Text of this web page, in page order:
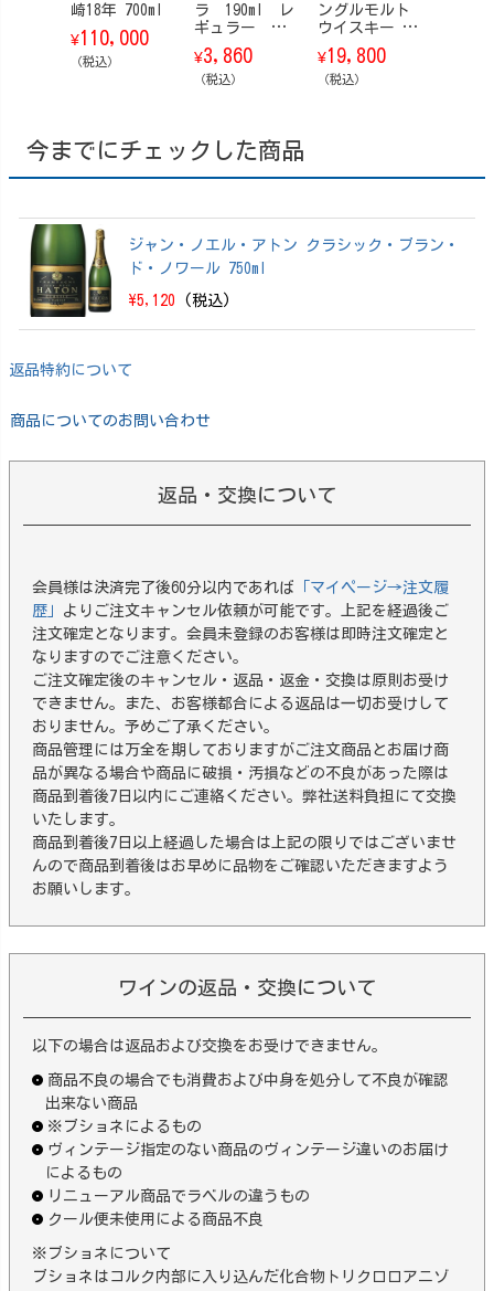
崎18年 700ml
¥110,000
（税込）
ラ 190ml レ
ギュラー
瓶 24本/ケー
ス
¥3,860
（税込）
ングルモルト
ウイスキー 白
州 Story of t
he Distillery
（ストーリ
¥19,800
（税込）
今までにチェックした商品
ジャン・ノエル・アトン クラシック・ブラン・
ド・ノワール 750ml
\5,120 (税込)
返品特約について
商品についてのお問い合わせ
返品・交換について
会員様は決済完了後60分以内であれば 「マイページ→注文履
歴」 よりご注文キャンセル依頼が可能です。上記を経過後ご
注文確定となります。会員未登録のお客様は即時注文確定と
なりますのでご注意ください。
ご注文確定後のキャンセル・返品・返金・交換は原則お受け
できません。また、お客様都合による返品は一切お受けして
おりません。予めご了承ください。
商品管理には万全を期しておりますがご注文商品とお届け商
品が異なる場合や商品に破損・汚損などの不良があった際は
商品到着後7日以内にご連絡ください。弊社送料負担にて交換
いたします。
商品到着後7日以上経過した場合は上記の限りではございませ
んので商品到着後はお早めに品物をご確認いただきますよう
お願いします。
ワインの返品・交換について
以下の場合は返品および交換をお受けできません。
商品不良の場合でも消費および中身を処分して不良が確認
出来ない商品
※ブショネによるもの
ヴィンテージ指定のない商品のヴィンテージ違いのお届け
によるもの
リニューアル商品でラベルの違うもの
クール便未使用による商品不良
※ブショネについて
ブショネはコルク内部に入り込んだ化合物トリクロロアニゾ